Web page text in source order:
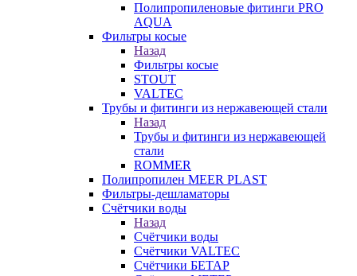
Полипропиленовые фитинги PRO
AQUA
Фильтры косые
Назад
Фильтры косые
STOUT
VALTEC
Трубы и фитинги из нержавеющей стали
Назад
Трубы и фитинги из нержавеющей
стали
ROMMER
Полипропилен MEER PLAST
Фильтры-дешламаторы
Счётчики воды
Назад
Счётчики воды
Счётчики VALTEC
Счётчики БЕТАР